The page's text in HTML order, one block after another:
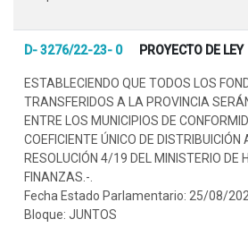
D- 3276/22-23- 0 PROYECTO DE LEY
ESTABLECIENDO QUE TODOS LOS
TRANSFERIDOS A LA PROVINCIA
ENTRE LOS MUNICIPIOS DE
COEFICIENTE ÚNICO DE
RESOLUCIÓN 4/19 DEL MINISTERIO DE
FINANZAS.-.
Fecha Estado Parlamentario: 25/08/
Bloque: JUNTOS